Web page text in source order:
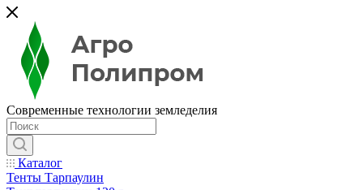
Современные технологии земледелия
Каталог
Тенты Тарпаулин